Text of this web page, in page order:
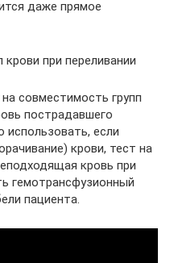
даже прямое
при переливании
совместимость групп
пострадавшего
использовать, если
крови, тест на
кровь при
гемотрансфузионный
пациента.